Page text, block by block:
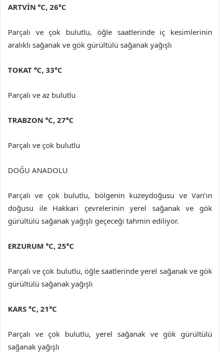
ARTVİN °C, 26°C
Parçalı ve çok bulutlu, öğle saatlerinde iç kesimlerinin
aralıklı sağanak ve gök gürültülü sağanak yağışlı
TOKAT °C, 33°C
Parçalı ve az bulutlu
TRABZON °C, 27°C
Parçalı ve çok bulutlu
DOĞU ANADOLU
Parçalı ve çok bulutlu, bölgenin kuzeydoğusu ve Van’ın
doğusu ile Hakkari çevrelerinin yerel sağanak ve gök
gürültülü sağanak yağışlı geçeceği tahmin ediliyor.
ERZURUM °C, 25°C
Parçalı ve çok bulutlu, öğle saatlerinde yerel sağanak ve gök
gürültülü sağanak yağışlı
KARS °C, 21°C
Parçalı ve çok bulutlu, yerel sağanak ve gök gürültülü
sağanak yağışlı